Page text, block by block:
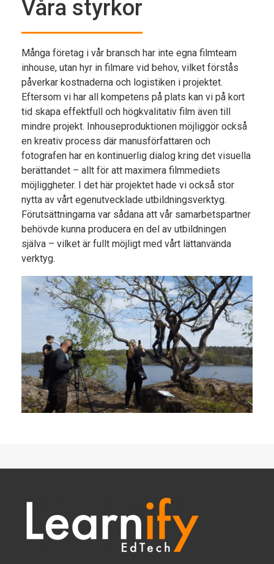
Våra styrkor
Många företag i vår bransch har inte egna filmteam
inhouse, utan hyr in filmare vid behov, vilket förstås
påverkar kostnaderna och logistiken i projektet.
Eftersom vi har all kompetens på plats kan vi på kort
tid skapa effektfull och högkvalitativ film även till
mindre projekt. Inhouseproduktionen möjliggör också
en kreativ process där manusförfattaren och
fotografen har en kontinuerlig dialog kring det visuella
berättandet – allt för att maximera filmmediets
möjliggheter. I det här projektet hade vi också stor
nytta av vårt egenutvecklade utbildningsverktyg.
Förutsättningarna var sådana att vår samarbetspartner
behövde kunna producera en del av utbildningen
själva – vilket är fullt möjligt med vårt lättanvända
verktyg.